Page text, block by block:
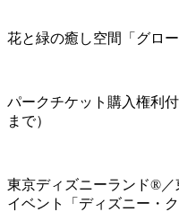
花と緑の癒し空間「グロ
パークチケット購入権利
まで）
東京ディズニーランド®
イベント「ディズニー・